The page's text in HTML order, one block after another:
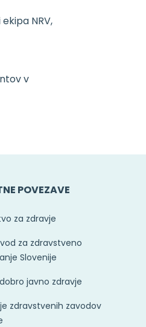
NRV,
v
POVEZAVE
za zdravje
za zdravstveno
Slovenije
dobro javno zdravje
zdravstvenih zavodov